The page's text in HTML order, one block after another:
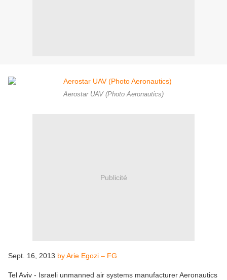
Aerostar UAV (Photo Aeronautics)
Publicité
Sept. 16, 2013 by Arie Egozi – FG
Tel Aviv - Israeli unmanned air systems manufacturer Aeronautics